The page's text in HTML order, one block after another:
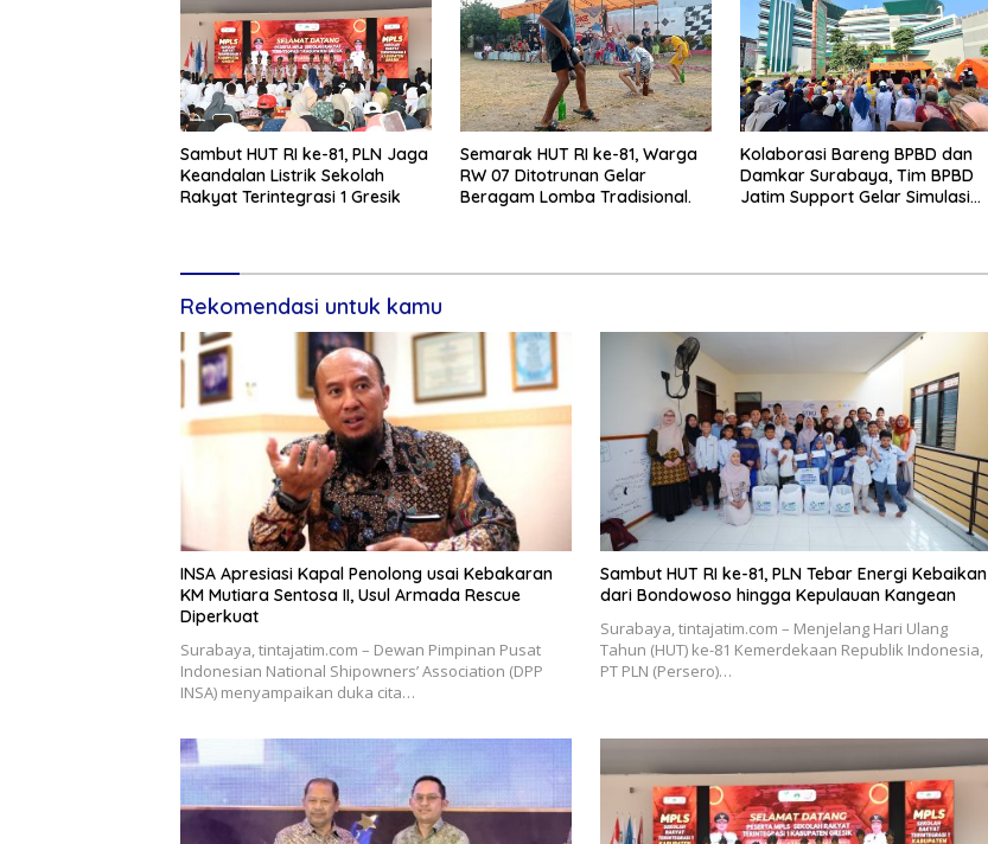
Sambut HUT RI ke-81, PLN Jaga
Keandalan Listrik Sekolah
Rakyat Terintegrasi 1 Gresik
Semarak HUT RI ke-81, Warga
RW 07 Ditotrunan Gelar
Beragam Lomba Tradisional.
Kolaborasi Bareng BPBD dan
Damkar Surabaya, Tim BPBD
Jatim Support Gelar Simulasi
Rekomendasi untuk kamu
INSA Apresiasi Kapal Penolong usai Kebakaran
KM Mutiara Sentosa II, Usul Armada Rescue
Diperkuat
Surabaya, tintajatim.com – Dewan Pimpinan Pusat
Indonesian National Shipowners’ Association (DPP
INSA) menyampaikan duka cita…
Sambut HUT RI ke-81, PLN Tebar Energi Kebaikan
dari Bondowoso hingga Kepulauan Kangean
Surabaya, tintajatim.com – Menjelang Hari Ulang
Tahun (HUT) ke-81 Kemerdekaan Republik Indonesia,
PT PLN (Persero)…